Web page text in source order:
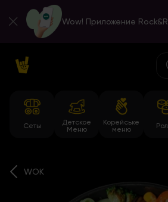
Wow! Приложение
Сеты
Детское
Меню
Корейське
меню
WOK